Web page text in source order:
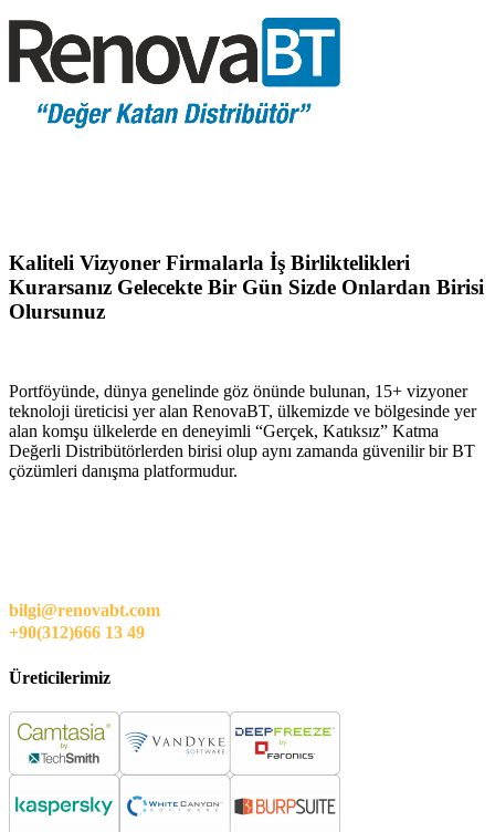
Kaliteli Vizyoner Firmalarla İş Birliktelikleri
Kurarsanız Gelecekte Bir Gün Sizde Onlardan Birisi
Olursunuz
Portföyünde, dünya genelinde göz önünde bulunan, 15+ vizyoner
teknoloji üreticisi yer alan RenovaBT, ülkemizde ve bölgesinde yer
alan komşu ülkelerde en deneyimli “Gerçek, Katıksız” Katma
Değerli Distribütörlerden birisi olup aynı zamanda güvenilir bir BT
çözümleri danışma platformudur.
bilgi@renovabt.com
+90(312)666 13 49
Üreticilerimiz